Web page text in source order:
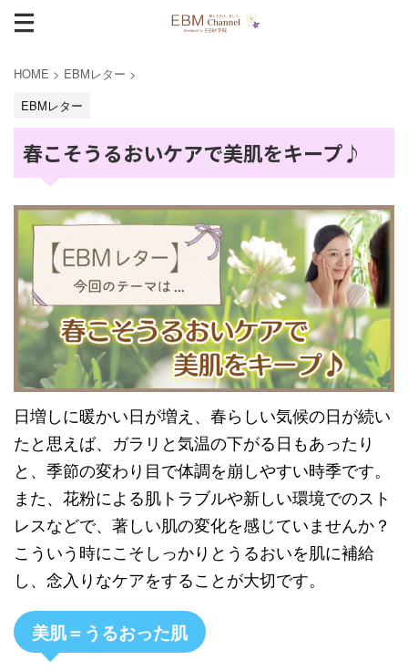
HOME > EBMレター >
EBMレター
春こそうるおいケアで美肌をキープ♪
日増しに暖かい日が増え、春らしい気候の日が続い
たと思えば、ガラリと気温の下がる日もあったり
と、季節の変わり目で体調を崩しやすい時季です。
また、花粉による肌トラブルや新しい環境でのスト
レスなどで、著しい肌の変化を感じていませんか？
こういう時にこそしっかりとうるおいを肌に補給
し、念入りなケアをすることが大切です。
美肌＝うるおった肌